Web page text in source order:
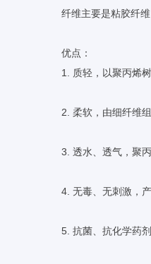
纤维主要是粘胶纤
优点：
1. 质轻，以聚丙烯
2. 柔软，由细纤维
3. 透水、透气，聚
4. 无毒、无刺激，
5. 抗菌、抗化学药